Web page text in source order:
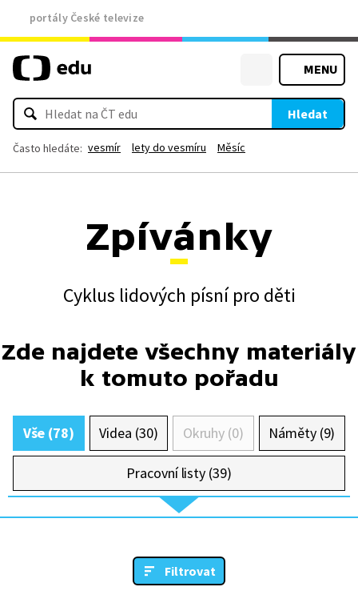
portály České televize
MENU
Hledat
Často hledáte: vesmír lety do vesmíru Měsíc
Zpívánky
Cyklus lidových písní pro děti
Zde najdete všechny materiály
k tomuto pořadu
Vše (78) Videa (30) Okruhy (0) Náměty (9)
Pracovní listy (39)
Filtrovat